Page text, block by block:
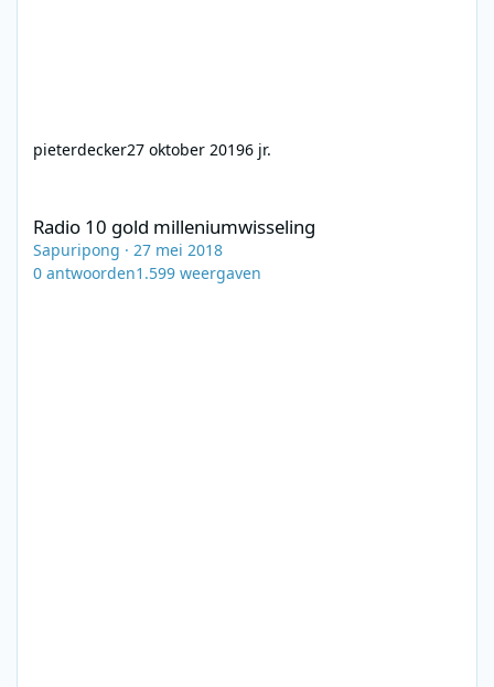
pieterdecker27 oktober 20196 jr.
Radio 10 gold milleniumwisseling
Sapuripong · 27 mei 2018
0 antwoorden1.599 weergaven